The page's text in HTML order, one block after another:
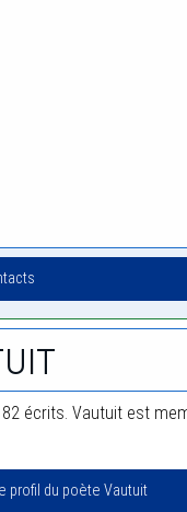
écrits. Vautuit est
profil du poète Vautuit